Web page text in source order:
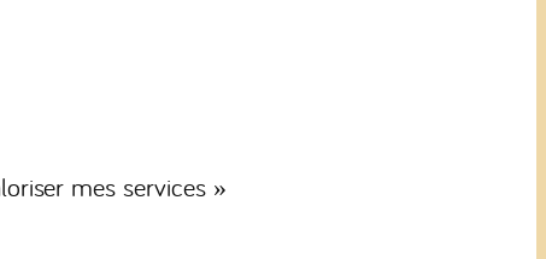
mes services »